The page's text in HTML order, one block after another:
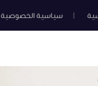
سياسية الخصوصية